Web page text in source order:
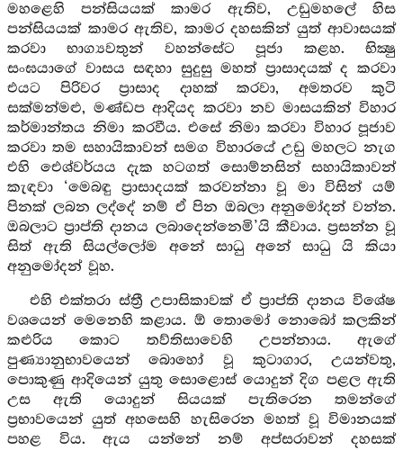
මහළෙහි පන්සියයක් කාමර ඇතිව, උඩුමහලේ හිස
පන්සියයක් කාමර ඇතිව, කාමර දහසකින් යුත් ආවාසයක්
කරවා භාග්‍යවතුන් වහන්සේට පූජා කළහ. භික්‍ෂු
සංඝයාගේ වාසය සඳහා සුදුසු මහත් ප්‍රාසාදයක් ද කරවා
එයට පිරිවර ප්‍රාසාද දාහක් කරවා, අමතරව කුටි
සක්මන්මළු, මණ්ඩප ආදියද කරවා නව මාසයකින් විහාර
කර්මාන්තය නිමා කරවීය. එසේ නිමා කරවා විහාර පූජාව
කරවා තම සහායිකාවන් සමග විහාරයේ උඩු මහලට නැග
එහි ඓශ්වර්යය දැක හටගත් සොම්නසින් සහායිකාවන්
කැඳවා ‘මෙබඳු ප්‍රාසාදයක් කරවන්නා වූ මා විසින් යම්
පිනක් ලබන ලද්දේ නම් ඒ පින ඔබලා අනුමෝදන් වන්න.
ඔබලාට ප්‍රාප්ති දානය ලබාදෙන්නෙමි’යි කීවාය. ප්‍රසන්න වූ
සිත් ඇති සියල්ලෝම අනේ සාධු අනේ සාධු යි කියා
අනුමෝදන් වූහ.
එහි එක්තරා ස්ත්‍රී උපාසිකාවක් ඒ ප්‍රාප්ති දානය විශේෂ
වශයෙන් මෙනෙහි කළාය. ඕ තොමෝ නොබෝ කලකින්
කළුරිය කොට තව්තිසාවෙහි උපන්නාය. ඇගේ
පුණ්‍යානුභාවයෙන් බොහෝ වූ කුටාගාර, උයන්වතු,
පොකුණු ආදියෙන් යුතු සොළොස් යොදුන් දිග පළල ඇති
උස ඇති යොදුන් සියයක් පැතිරෙන තමන්ගේ
ප්‍රභාවයෙන් යුත් අහසෙහි හැසිරෙන මහත් වූ විමානයක්
පහළ විය. ඇය යන්නේ නම් අප්සරාවන් දහසක්